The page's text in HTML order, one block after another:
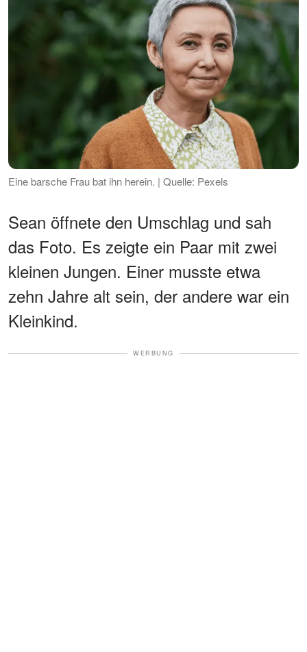
Eine barsche Frau bat ihn herein. | Quelle: Pexels
Sean öffnete den Umschlag und sah
das Foto. Es zeigte ein Paar mit zwei
kleinen Jungen. Einer musste etwa
zehn Jahre alt sein, der andere war ein
Kleinkind.
WERBUNG